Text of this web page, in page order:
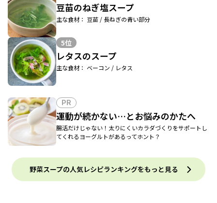
豆苗のねぎ塩スープ
主な食材： 豆苗 / 長ねぎの青い部分
5位
レタスのスープ
主な食材： ベーコン / レタス
PR
運動が続かない…とお悩みのかたへ
腸活だけじゃない！太りにくいカラダづくりをサポートし
てくれるヨーグルトがあるってホント？
野菜スープの人気レシピランキングをもっと見る